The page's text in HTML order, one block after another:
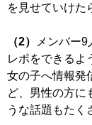
を見せていけた
（2）
メンバー
レポをできるよ
女の子へ情報発
ど、男性の方に
うな話題もたく